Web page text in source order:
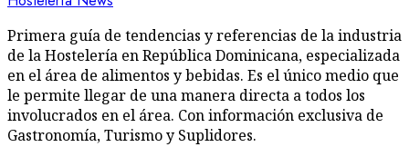
Primera guía de tendencias y referencias de la industria
de la Hostelería en República Dominicana, especializada
en el área de alimentos y bebidas. Es el único medio que
le permite llegar de una manera directa a todos los
involucrados en el área. Con información exclusiva de
Gastronomía, Turismo y Suplidores.